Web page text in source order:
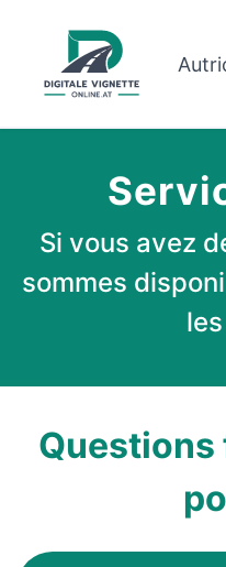
Planificateur
Vérifier la validité
À propos de nous
Si vous avez
sommes